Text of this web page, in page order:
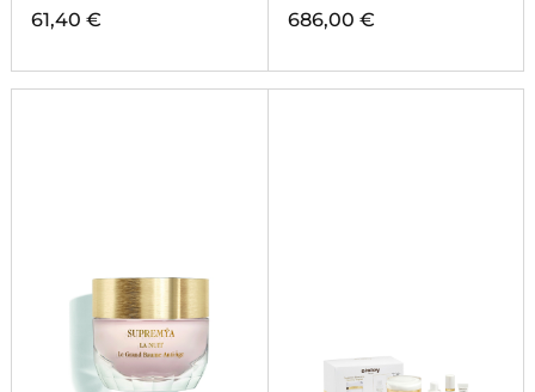
61,40 € 686,00 €